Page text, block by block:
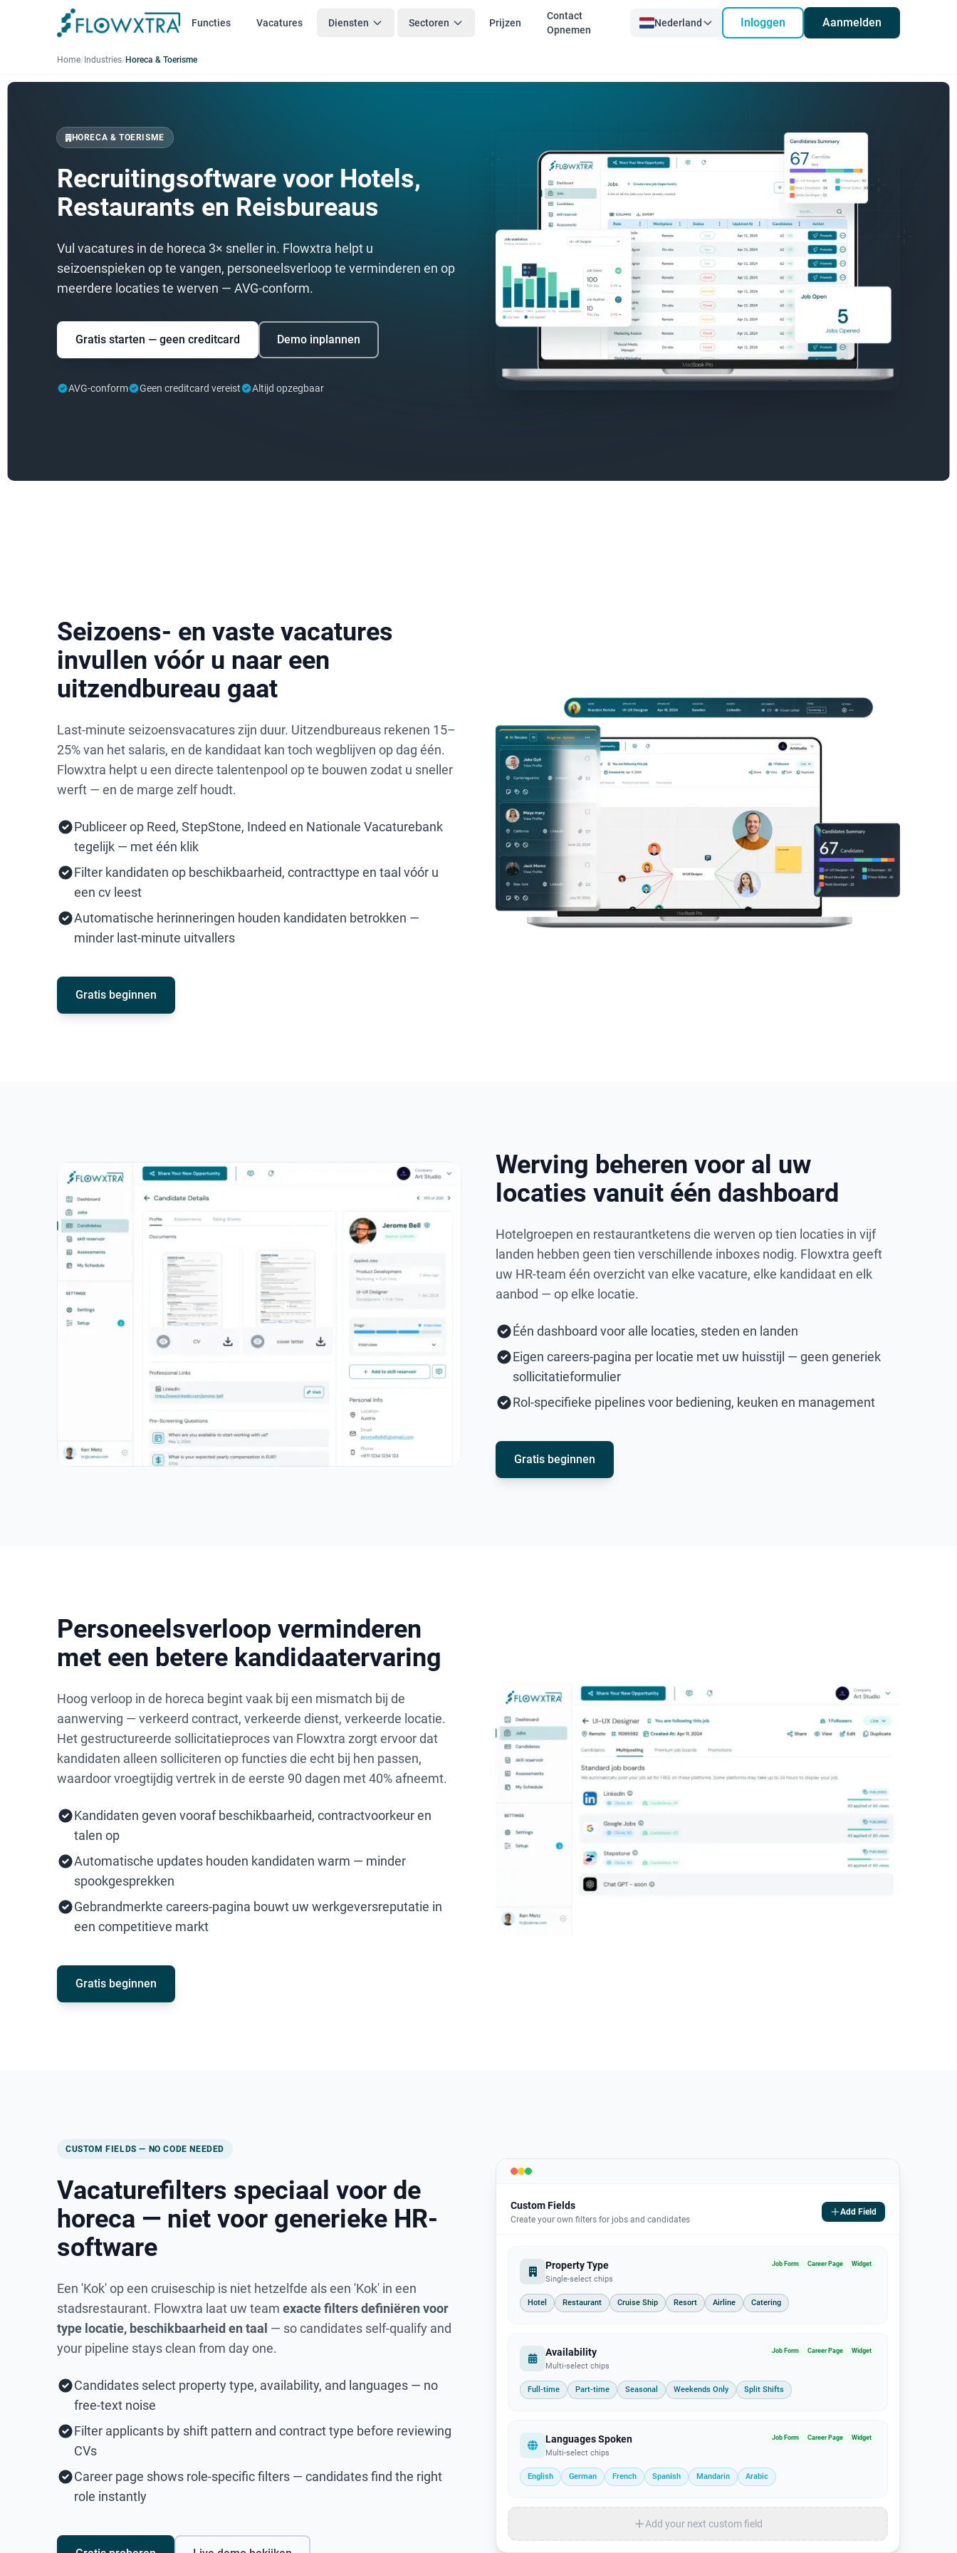
Functies Vacatures Diensten Sectoren Prijzen
Contact
Opnemen
Nederland Inloggen Aanmelden
Home/ Industries/ Horeca & Toerisme
HORECA & TOERISME
Recruitingsoftware voor Hotels,
Restaurants en Reisbureaus
Vul vacatures in de horeca 3× sneller in. Flowxtra helpt u
seizoenspieken op te vangen, personeelsverloop te verminderen en op
meerdere locaties te werven — AVG-conform.
Gratis starten — geen creditcard Demo inplannen
AVG-conform Geen creditcard vereist Altijd opzegbaar
Seizoens- en vaste vacatures
invullen vóór u naar een
uitzendbureau gaat
Last-minute seizoensvacatures zijn duur. Uitzendbureaus rekenen 15–
25% van het salaris, en de kandidaat kan toch wegblijven op dag één.
Flowxtra helpt u een directe talentenpool op te bouwen zodat u sneller
werft — en de marge zelf houdt.
Publiceer op Reed, StepStone, Indeed en Nationale Vacaturebank
tegelijk — met één klik
Filter kandidaten op beschikbaarheid, contracttype en taal vóór u
een cv leest
Automatische herinneringen houden kandidaten betrokken —
minder last-minute uitvallers
Gratis beginnen
Werving beheren voor al uw
locaties vanuit één dashboard
Hotelgroepen en restaurantketens die werven op tien locaties in vijf
landen hebben geen tien verschillende inboxes nodig. Flowxtra geeft
uw HR-team één overzicht van elke vacature, elke kandidaat en elk
aanbod — op elke locatie.
Één dashboard voor alle locaties, steden en landen
Eigen careers-pagina per locatie met uw huisstijl — geen generiek
sollicitatieformulier
Rol-specifieke pipelines voor bediening, keuken en management
Gratis beginnen
Personeelsverloop verminderen
met een betere kandidaatervaring
Hoog verloop in de horeca begint vaak bij een mismatch bij de
aanwerving — verkeerd contract, verkeerde dienst, verkeerde locatie.
Het gestructureerde sollicitatieproces van Flowxtra zorgt ervoor dat
kandidaten alleen solliciteren op functies die echt bij hen passen,
waardoor vroegtijdig vertrek in de eerste 90 dagen met 40% afneemt.
Kandidaten geven vooraf beschikbaarheid, contractvoorkeur en
talen op
Automatische updates houden kandidaten warm — minder
spookgesprekken
Gebrandmerkte careers-pagina bouwt uw werkgeversreputatie in
een competitieve markt
Gratis beginnen
CUSTOM FIELDS — NO CODE NEEDED
Vacaturefilters speciaal voor de
horeca — niet voor generieke HR-
software
Een 'Kok' op een cruiseschip is niet hetzelfde als een 'Kok' in een
stadsrestaurant. Flowxtra laat uw team exacte filters definiëren voor
type locatie, beschikbaarheid en taal — so candidates self-qualify and
your pipeline stays clean from day one.
Candidates select property type, availability, and languages — no
free-text noise
Filter applicants by shift pattern and contract type before reviewing
CVs
Career page shows role-specific filters — candidates find the right
role instantly
Custom Fields
Create your own filters for jobs and candidates
Add Field
Property Type
Single-select chips
Job Form Career Page Widget
Hotel Restaurant Cruise Ship Resort Airline Catering
Availability
Multi-select chips
Job Form Career Page Widget
Full-time Part-time Seasonal Weekends Only Split Shifts
Languages Spoken
Multi-select chips
Job Form Career Page Widget
English German French Spanish Mandarin Arabic
Add your next custom field